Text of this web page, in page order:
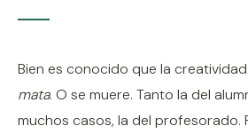
Bien es conocido que la
mata. O se muere. Tanto la del
muchos casos, la del profesorado.